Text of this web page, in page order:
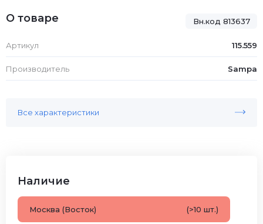
Вн.код 813637
О товаре
Артикул 115.559
Производитель Sampa
Все характеристики
Наличие
Москва (Восток) (>10 шт.)